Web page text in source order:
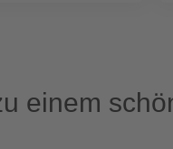
einem